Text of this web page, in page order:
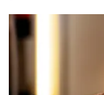
metodas
,
amžiaus viduryje,
tinkama gydymo
ir net sporto